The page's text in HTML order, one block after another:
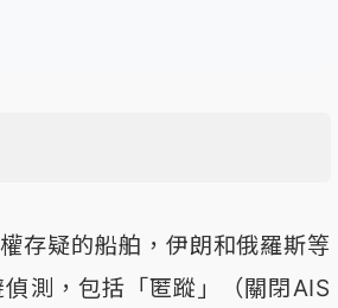
存疑的船舶，伊朗和俄羅斯等
測，包括「匿蹤」（關閉AIS